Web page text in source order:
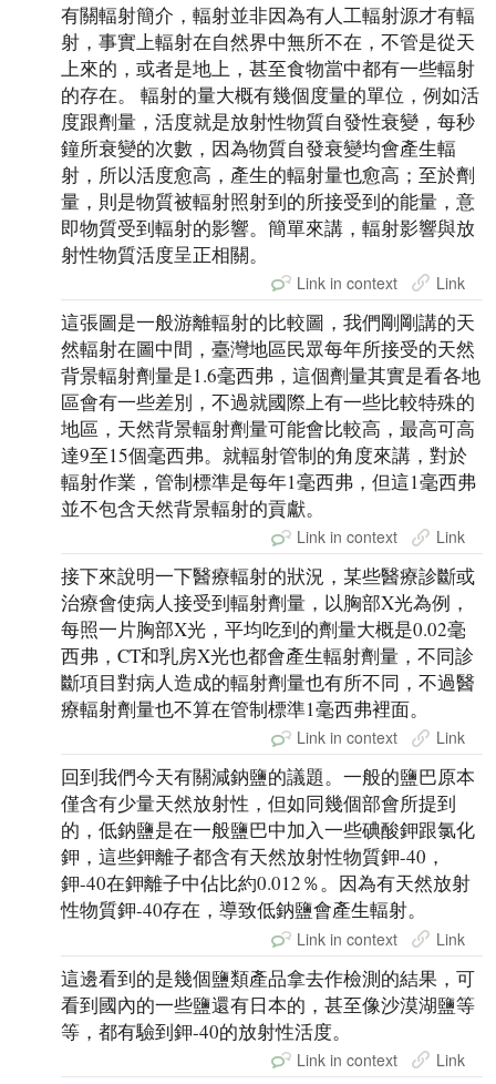
有關輻射簡介，輻射並非因為有人工輻射源才有輻
射，事實上輻射在自然界中無所不在，不管是從天
上來的，或者是地上，甚至食物當中都有一些輻射
的存在。 輻射的量大概有幾個度量的單位，例如活
度跟劑量，活度就是放射性物質自發性衰變，每秒
鐘所衰變的次數，因為物質自發衰變均會產生輻
射，所以活度愈高，產生的輻射量也愈高；至於劑
量，則是物質被輻射照射到的所接受到的能量，意
即物質受到輻射的影響。簡單來講，輻射影響與放
射性物質活度呈正相關。
Link in context Link
這張圖是一般游離輻射的比較圖，我們剛剛講的天
然輻射在圖中間，臺灣地區民眾每年所接受的天然
背景輻射劑量是1.6毫西弗，這個劑量其實是看各地
區會有一些差別，不過就國際上有一些比較特殊的
地區，天然背景輻射劑量可能會比較高，最高可高
達9至15個毫西弗。就輻射管制的角度來講，對於
輻射作業，管制標準是每年1毫西弗，但這1毫西弗
並不包含天然背景輻射的貢獻。
Link in context Link
接下來說明一下醫療輻射的狀況，某些醫療診斷或
治療會使病人接受到輻射劑量，以胸部X光為例，
每照一片胸部X光，平均吃到的劑量大概是0.02毫
西弗，CT和乳房X光也都會產生輻射劑量，不同診
斷項目對病人造成的輻射劑量也有所不同，不過醫
療輻射劑量也不算在管制標準1毫西弗裡面。
Link in context Link
回到我們今天有關減鈉鹽的議題。一般的鹽巴原本
僅含有少量天然放射性，但如同幾個部會所提到
的，低鈉鹽是在一般鹽巴中加入一些碘酸鉀跟氯化
鉀，這些鉀離子都含有天然放射性物質鉀-40，
鉀-40在鉀離子中佔比約0.012％。因為有天然放射
性物質鉀-40存在，導致低鈉鹽會產生輻射。
Link in context Link
這邊看到的是幾個鹽類產品拿去作檢測的結果，可
看到國內的一些鹽還有日本的，甚至像沙漠湖鹽等
等，都有驗到鉀-40的放射性活度。
Link in context Link